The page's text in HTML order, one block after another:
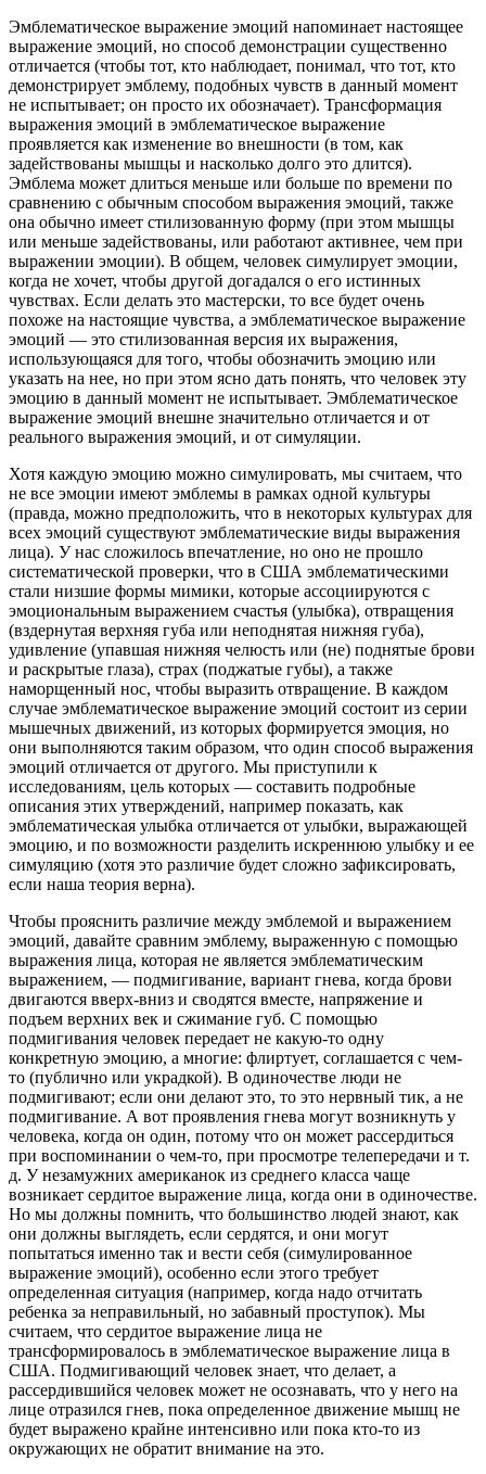
Эмблематическое выражение эмоций напоминает настоящее
выражение эмоций, но способ демонстрации существенно
отличается (чтобы тот, кто наблюдает, понимал, что тот, кто
демонстрирует эмблему, подобных чувств в данный момент
не испытывает; он просто их обозначает). Трансформация
выражения эмоций в эмблематическое выражение
проявляется как изменение во внешности (в том, как
задействованы мышцы и насколько долго это длится).
Эмблема может длиться меньше или больше по времени по
сравнению с обычным способом выражения эмоций, также
она обычно имеет стилизованную форму (при этом мышцы
или меньше задействованы, или работают активнее, чем при
выражении эмоции). В общем, человек симулирует эмоции,
когда не хочет, чтобы другой догадался о его истинных
чувствах. Если делать это мастерски, то все будет очень
похоже на настоящие чувства, а эмблематическое выражение
эмоций — это стилизованная версия их выражения,
использующаяся для того, чтобы обозначить эмоцию или
указать на нее, но при этом ясно дать понять, что человек эту
эмоцию в данный момент не испытывает. Эмблематическое
выражение эмоций внешне значительно отличается и от
реального выражения эмоций, и от симуляции.
Хотя каждую эмоцию можно симулировать, мы считаем, что
не все эмоции имеют эмблемы в рамках одной культуры
(правда, можно предположить, что в некоторых культурах для
всех эмоций существуют эмблематические виды выражения
лица). У нас сложилось впечатление, но оно не прошло
систематической проверки, что в США эмблематическими
стали низшие формы мимики, которые ассоциируются с
эмоциональным выражением счастья (улыбка), отвращения
(вздернутая верхняя губа или неподнятая нижняя губа),
удивление (упавшая нижняя челюсть или (не) поднятые брови
и раскрытые глаза), страх (поджатые губы), а также
наморщенный нос, чтобы выразить отвращение. В каждом
случае эмблематическое выражение эмоций состоит из серии
мышечных движений, из которых формируется эмоция, но
они выполняются таким образом, что один способ выражения
эмоций отличается от другого. Мы приступили к
исследованиям, цель которых — составить подробные
описания этих утверждений, например показать, как
эмблематическая улыбка отличается от улыбки, выражающей
эмоцию, и по возможности разделить искреннюю улыбку и ее
симуляцию (хотя это различие будет сложно зафиксировать,
если наша теория верна).
Чтобы прояснить различие между эмблемой и выражением
эмоций, давайте сравним эмблему, выраженную с помощью
выражения лица, которая не является эмблематическим
выражением, — подмигивание, вариант гнева, когда брови
двигаются вверх-вниз и сводятся вместе, напряжение и
подъем верхних век и сжимание губ. С помощью
подмигивания человек передает не какую-то одну
конкретную эмоцию, а многие: флиртует, соглашается с чем-
то (публично или украдкой). В одиночестве люди не
подмигивают; если они делают это, то это нервный тик, а не
подмигивание. А вот проявления гнева могут возникнуть у
человека, когда он один, потому что он может рассердиться
при воспоминании о чем-то, при просмотре телепередачи и т.
д. У незамужних американок из среднего класса чаще
возникает сердитое выражение лица, когда они в одиночестве.
Но мы должны помнить, что большинство людей знают, как
они должны выглядеть, если сердятся, и они могут
попытаться именно так и вести себя (симулированное
выражение эмоций), особенно если этого требует
определенная ситуация (например, когда надо отчитать
ребенка за неправильный, но забавный проступок). Мы
считаем, что сердитое выражение лица не
трансформировалось в эмблематическое выражение лица в
США. Подмигивающий человек знает, что делает, а
рассердившийся человек может не осознавать, что у него на
лице отразился гнев, пока определенное движение мышц не
будет выражено крайне интенсивно или пока кто-то из
окружающих не обратит внимание на это.